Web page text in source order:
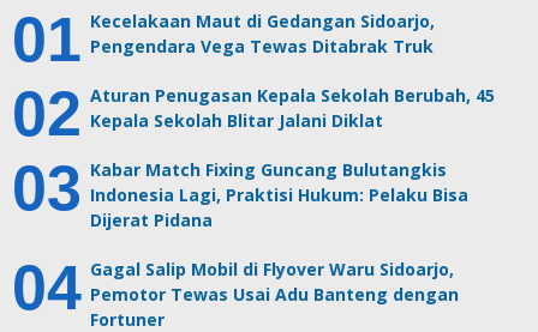
Kecelakaan Maut di Gedangan Sidoarjo,
Pengendara Vega Tewas Ditabrak Truk
Aturan Penugasan Kepala Sekolah Berubah, 45
Kepala Sekolah Blitar Jalani Diklat
Kabar Match Fixing Guncang Bulutangkis
Indonesia Lagi, Praktisi Hukum: Pelaku Bisa
Dijerat Pidana
Gagal Salip Mobil di Flyover Waru Sidoarjo,
Pemotor Tewas Usai Adu Banteng dengan
Fortuner